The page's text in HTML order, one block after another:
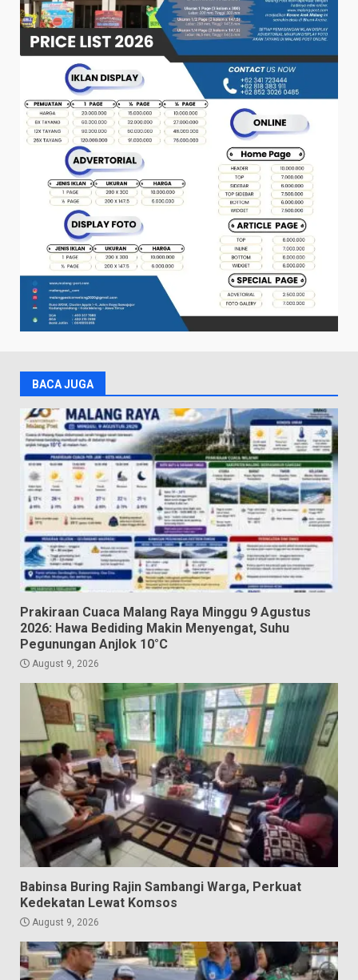
BACA JUGA
Prakiraan Cuaca Malang Raya Minggu 9 Agustus
2026: Hawa Bediding Makin Menyengat, Suhu
Pegunungan Anjlok 10°C
August 9, 2026
Babinsa Buring Rajin Sambangi Warga, Perkuat
Kedekatan Lewat Komsos
August 9, 2026